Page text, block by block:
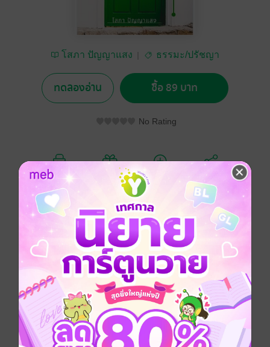
โสภา ปัญญาแสง ธรรมะ/ปรัชญา
ทดลองอ่าน ซื้อ 89 บาท
No Rating
อยากได้ ซื้อเป็นของขวัญ แชร์
ทุกคนอยากวิ่งหนีความทุกข์ วิ่งหาความสุขกันทั้งนั้น แต่ยิ่ง
วิ่งหนีเท่าไหร่ กลับพบว่ายิ่งทุกข์ ยิ่งวิ่งหาความสุขเท่าไหร่
กับไม่เจอ แล้วเราจะทำอย่างไรเพื่อให้ชีวิตนี้มีความสุข
ที่สุด ระหว่างรอยยิ้มกับน้ำตาเราจะเลือกสิ่งไหนให้อยู่กับ
เรา อยู่ที่เราเลือกที่จะสร้างความสุขหรือความทุกข์ให้กับ
ตัวเราเอง
ประเภทไฟล์
วันที่วางขาย 25 กันยายน 2563